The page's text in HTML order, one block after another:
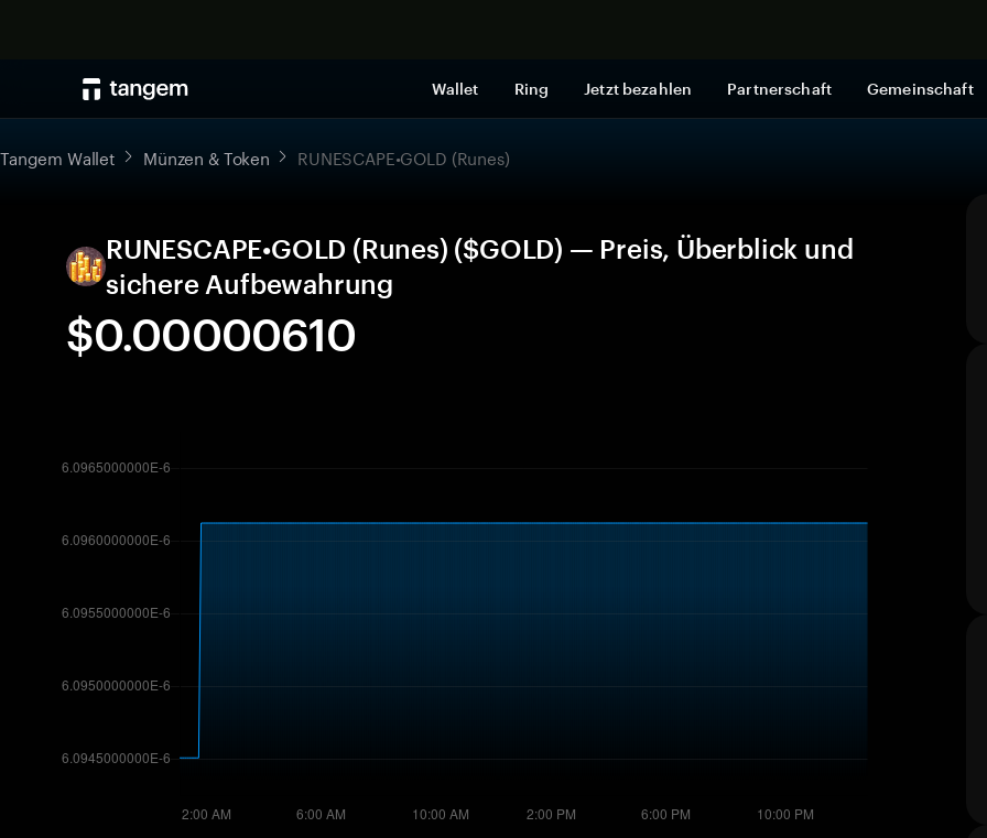
Wallet Ring Jetzt bezahlen Partnerschaft Gemeinschaft
Tangem Wallet Münzen & Token RUNESCAPE•GOLD (Runes)
RUNESCAPE•GOLD (Runes) ($GOLD) — Preis, Überblick und
sichere Aufbewahrung
$0.00000610